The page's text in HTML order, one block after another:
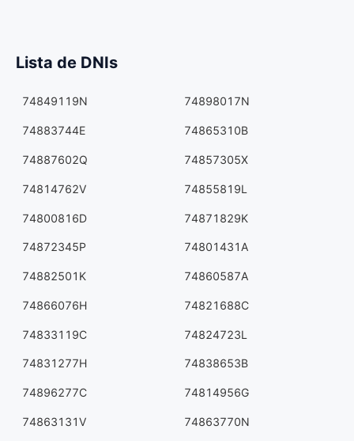
Lista de DNIs
74849119N 74898017N
74883744E 74865310B
74887602Q 74857305X
74814762V 74855819L
74800816D 74871829K
74872345P 74801431A
74882501K 74860587A
74866076H 74821688C
74833119C 74824723L
74831277H 74838653B
74896277C 74814956G
74863131V 74863770N